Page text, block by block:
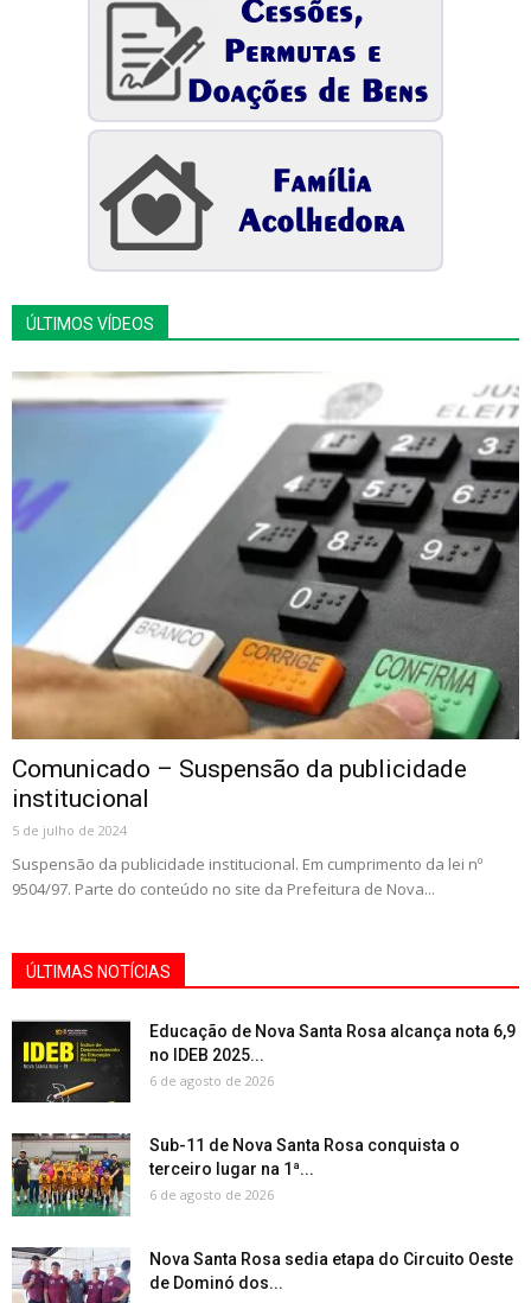
ÚLTIMOS VÍDEOS
Comunicado – Suspensão da publicidade
institucional
5 de julho de 2024
Suspensão da publicidade institucional. Em cumprimento da lei nº
9504/97. Parte do conteúdo no site da Prefeitura de Nova...
ÚLTIMAS NOTÍCIAS
Educação de Nova Santa Rosa alcança nota 6,9
no IDEB 2025...
6 de agosto de 2026
Sub-11 de Nova Santa Rosa conquista o
terceiro lugar na 1ª...
6 de agosto de 2026
Nova Santa Rosa sedia etapa do Circuito Oeste
de Dominó dos...